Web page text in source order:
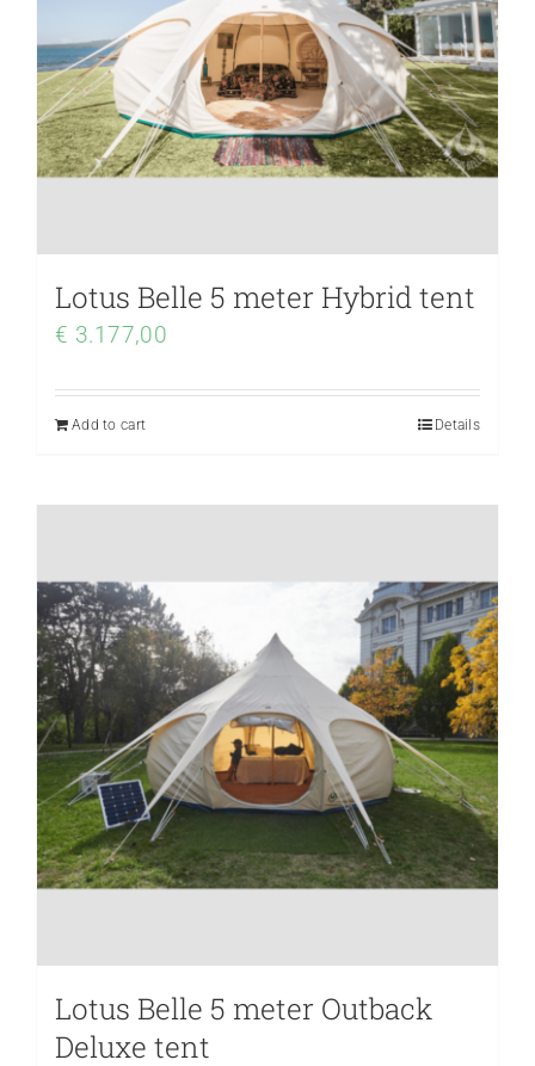
Lotus Belle 5 meter Hybrid tent
€ 3.177,00
Add to cart Details
Lotus Belle 5 meter Outback
Deluxe tent